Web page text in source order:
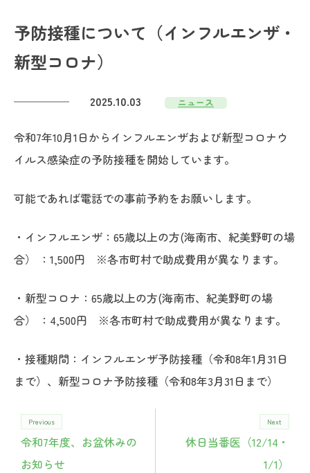
予防接種について（インフルエンザ・
新型コロナ）
2025.10.03 ニュース
令和7年10月1日からインフルエンザおよび新型コロナウ
イルス感染症の予防接種を開始しています。
可能であれば電話での事前予約をお願いします。
・インフルエンザ：65歳以上の方(海南市、紀美野町の場
合） ：1,500円 ※各市町村で助成費用が異なります。
・新型コロナ：65歳以上の方(海南市、紀美野町の場
合） ：4,500円 ※各市町村で助成費用が異なります。
・接種期間：インフルエンザ予防接種（令和8年1月31日
まで）、新型コロナ予防接種（令和8年3月31日まで）
投
稿
Previous
令和7年度、お盆休みの
お知らせ
Next
休日当番医（12/14・
1/1）